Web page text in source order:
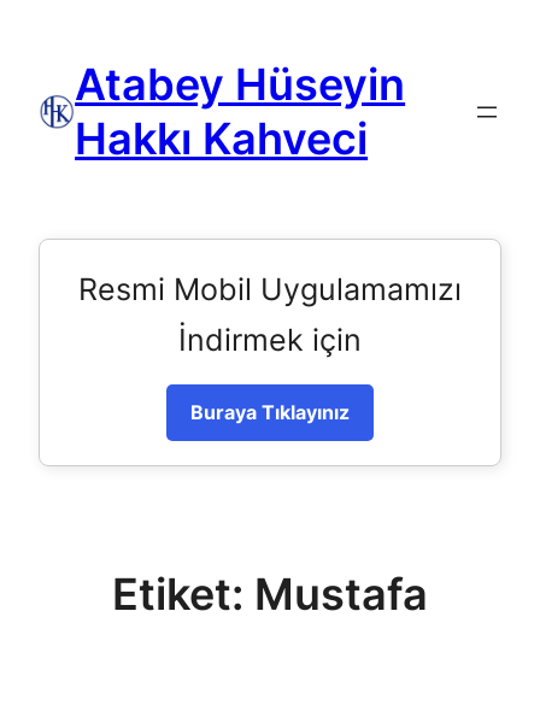
Atabey Hüseyin
Hakkı Kahveci
Resmi Mobil Uygulamamızı
İndirmek için
Buraya Tıklayınız
Etiket: Mustafa